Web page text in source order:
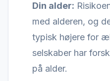
Din alder:
med alderen, og
typisk højere for
selskaber har
på alder.